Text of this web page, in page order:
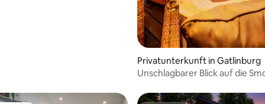
Privatunterkunft in Gatlinburg
Unschlagbarer Blick auf die
Feuerstellen